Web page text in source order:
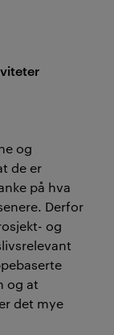
og
de er
på hva
Derfor
og
og at
det mye